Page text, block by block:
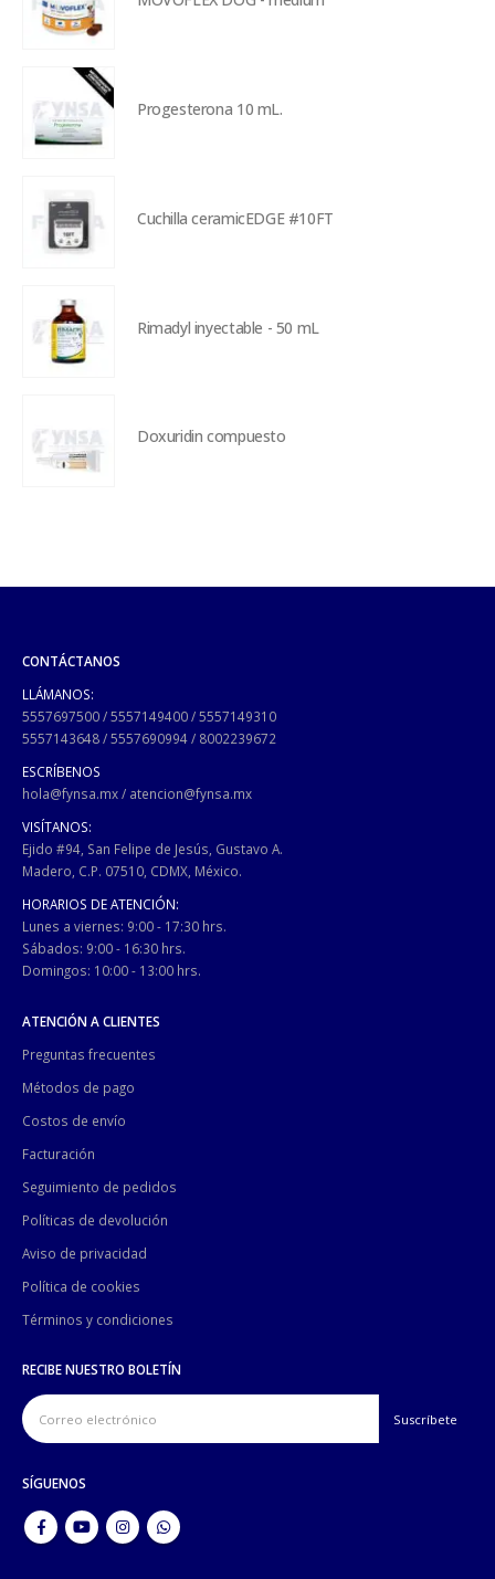
Progesterona 10 mL.
Cuchilla ceramicEDGE #10FT
Rimadyl inyectable - 50 mL
Doxuridin compuesto
CONTÁCTANOS
LLÁMANOS:
5557697500/5557149400/5557149310
5557143648/5557690994/ 8002239672
ESCRÍBENOS
hola@fynsa.mx/ atencion@fynsa.mx
VISÍTANOS:
Ejido #94, San Felipe de Jesús, Gustavo A.
Madero, C.P. 07510, CDMX, México.
HORARIOS DE ATENCIÓN:
Lunes a viernes: 9:00 - 17:30 hrs.
Sábados: 9:00 - 16:30 hrs.
Domingos: 10:00 - 13:00 hrs.
ATENCIÓN A CLIENTES
Preguntas frecuentes
Métodos de pago
Costos de envío
Facturación
Seguimiento de pedidos
Políticas de devolución
Aviso de privacidad
Política de cookies
Términos y condiciones
RECIBE NUESTRO BOLETÍN
SÍGUENOS